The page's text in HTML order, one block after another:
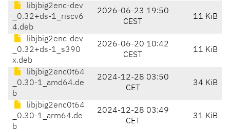
libjbig2enc-dev
_0.32+ds-1_riscv6
4.deb
2026-06-23 19:50
CEST
11 KiB
libjbig2enc-dev
_0.32+ds-1_s390
x.deb
2026-06-20 10:42
CEST
11 KiB
libjbig2enc0t64
_0.30-1_amd64.de
b
2024-12-28 03:50
CET
34 KiB
libjbig2enc0t64
_0.30-1_arm64.de
b
2024-12-28 03:49
CET
31 KiB